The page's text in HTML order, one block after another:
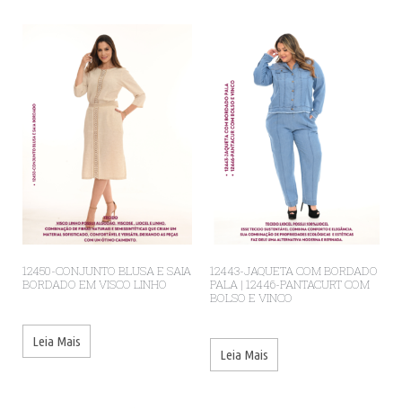
12450-CONJUNTO BLUSA E SAIA
BORDADO EM VISCO LINHO
Leia Mais
12443-JAQUETA COM BORDADO
PALA | 12446-PANTACURT COM
BOLSO E VINCO
Leia Mais